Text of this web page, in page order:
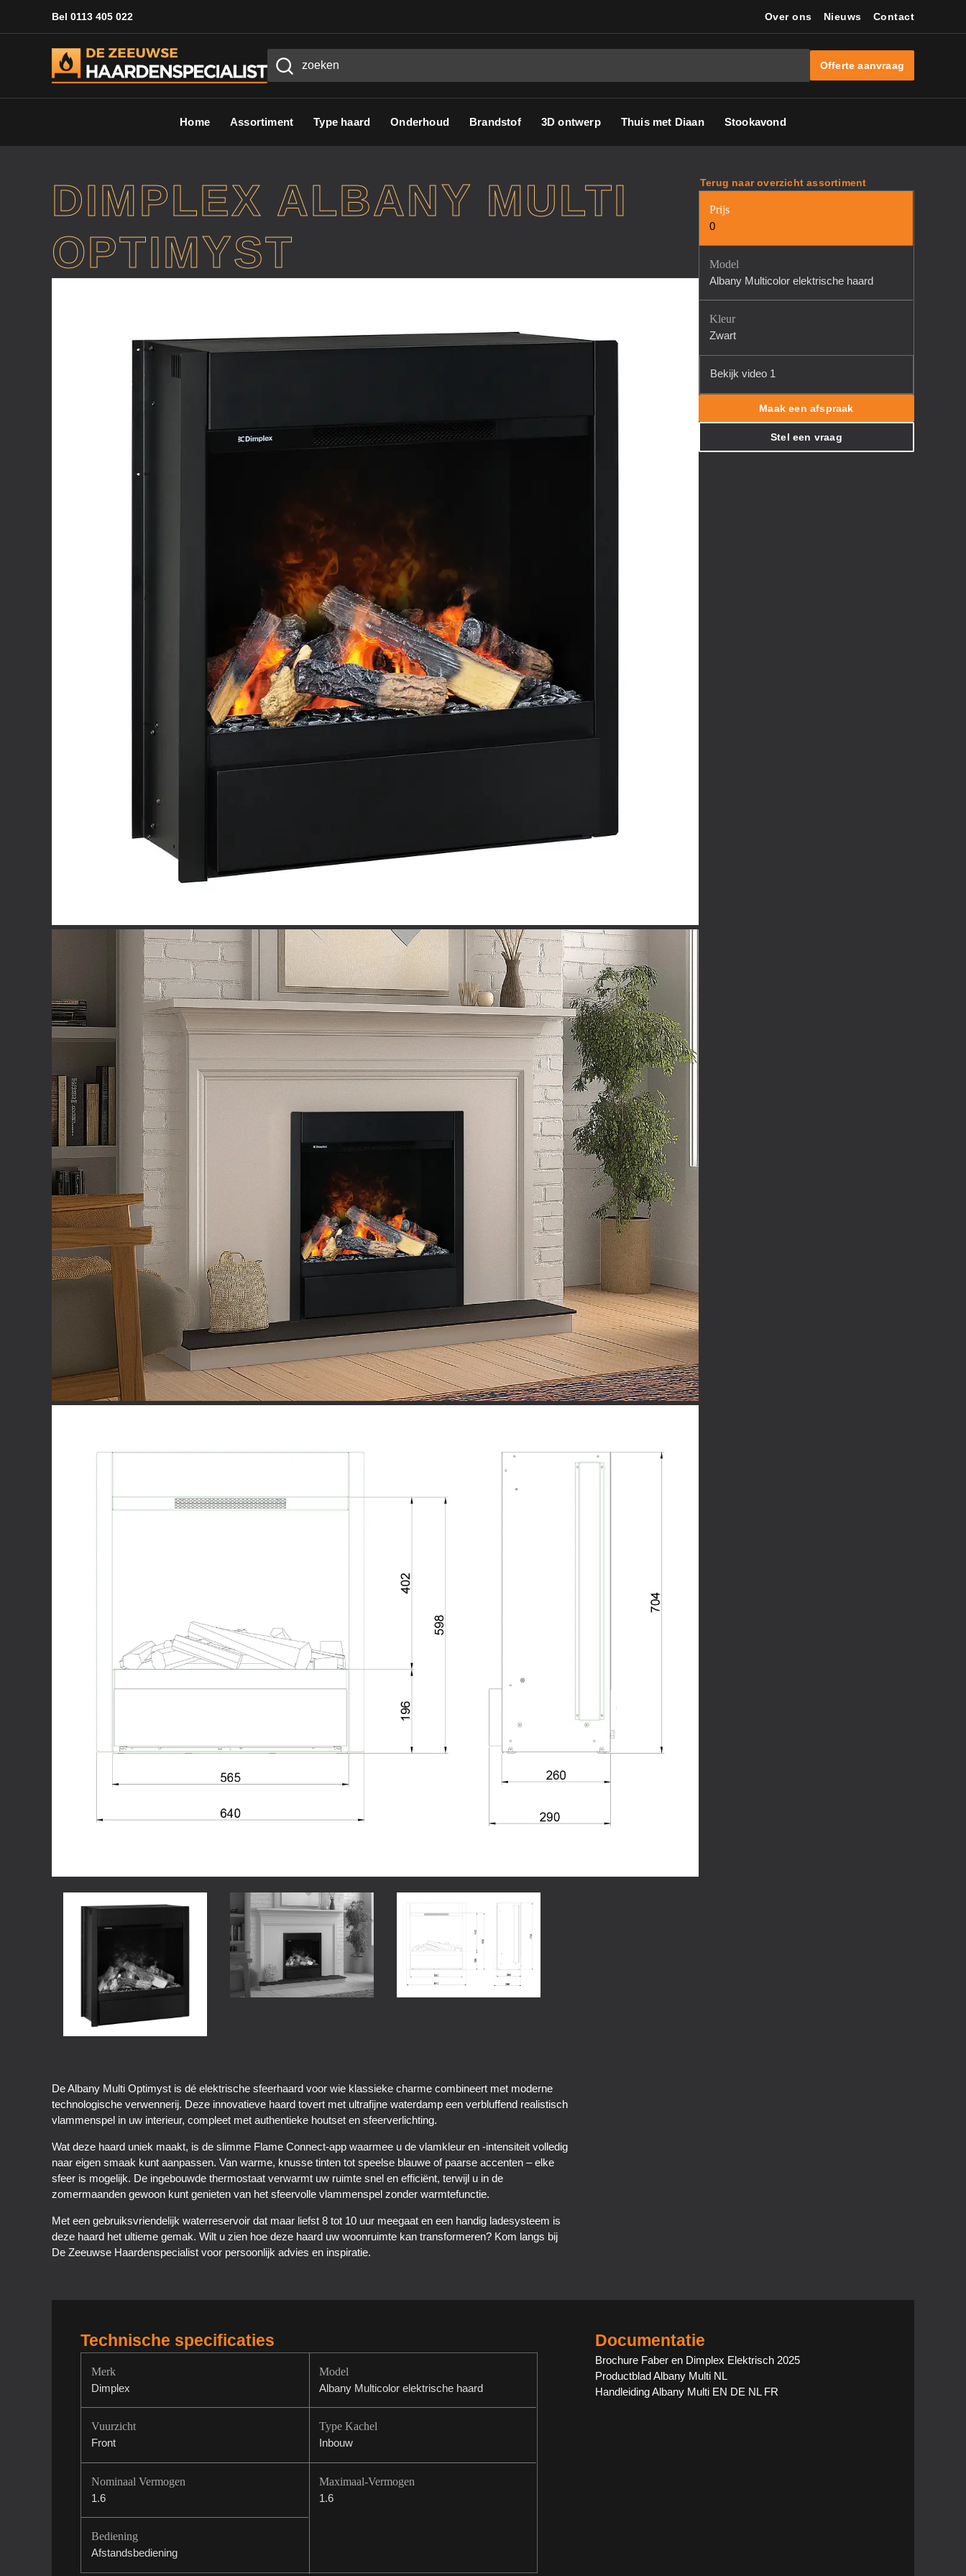
Bel 0113 405 022 Over ons Nieuws Contact
Offerte aanvraag
Home Assortiment Type haard Onderhoud Brandstof 3D ontwerp Thuis met Diaan Stookavond
DIMPLEX ALBANY MULTI
OPTIMYST
Terug naar overzicht assortiment
Prijs
0
Model
Albany Multicolor elektrische haard
Kleur
Zwart
Bekijk video 1
Maak een afspraak
Stel een vraag
De Albany Multi Optimyst is dé elektrische sfeerhaard voor wie klassieke charme combineert met moderne
technologische verwennerij. Deze innovatieve haard tovert met ultrafijne waterdamp een verbluffend realistisch
vlammenspel in uw interieur, compleet met authentieke houtset en sfeerverlichting.
Wat deze haard uniek maakt, is de slimme Flame Connect-app waarmee u de vlamkleur en -intensiteit volledig
naar eigen smaak kunt aanpassen. Van warme, knusse tinten tot speelse blauwe of paarse accenten – elke
sfeer is mogelijk. De ingebouwde thermostaat verwarmt uw ruimte snel en efficiënt, terwijl u in de
zomermaanden gewoon kunt genieten van het sfeervolle vlammenspel zonder warmtefunctie.
Met een gebruiksvriendelijk waterreservoir dat maar liefst 8 tot 10 uur meegaat en een handig ladesysteem is
deze haard het ultieme gemak. Wilt u zien hoe deze haard uw woonruimte kan transformeren? Kom langs bij
De Zeeuwse Haardenspecialist voor persoonlijk advies en inspiratie.
Technische specificaties
Merk
Dimplex
Model
Albany Multicolor elektrische haard
Vuurzicht
Front
Type Kachel
Inbouw
Nominaal Vermogen
1.6
Maximaal-Vermogen
1.6
Bediening
Afstandsbediening
Documentatie
Brochure Faber en Dimplex Elektrisch 2025
Productblad Albany Multi NL
Handleiding Albany Multi EN DE NL FR